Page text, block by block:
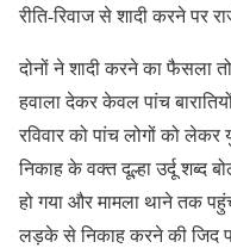
रीति-रिवाज से शादी करने पर
दोनों ने शादी करने का फैसला
हवाला देकर केवल पांच
रविवार को पांच लोगों को
निकाह के वक्त दूल्हा उर्दू
हो गया और मामला थाने तक
लड़के से निकाह करने की जिद